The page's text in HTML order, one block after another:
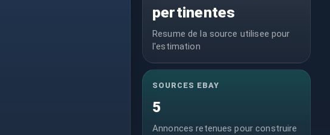
pertinentes
Resume de la source utilisee pour
l'estimation
SOURCES EBAY
5
Annonces retenues pour construire